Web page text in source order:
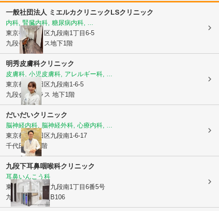
一般社団法人 ミエルカクリニックLSクリニック
内科, 腎臓内科, 糖尿病内科, ...
東京都千代田区九段南1丁目6-5
九段会館テラス地下1階
明秀皮膚科クリニック
皮膚科, 小児皮膚科, アレルギー科, ...
東京都千代田区九段南1-6-5
九段会館テラス 地下1階
だいだいクリニック
脳神経内科, 脳神経外科, 心療内科, ...
東京都千代田区九段南1-6-17
千代田会館1階
九段下耳鼻咽喉科クリニック
耳鼻いんこう科
東京都千代田区九段南1丁目6番5号
九段会館テラスB106